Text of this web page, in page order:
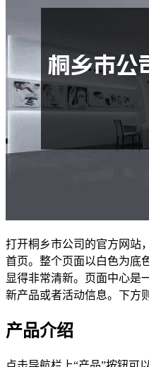
打开桐乡市公司的官方网站
首页。整个页面以白色为底
显得非常清新。页面中心是
新产品或者活动信息。下方
产品介绍